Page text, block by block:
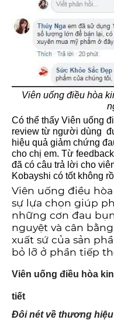
Viên uống điều hòa
Có thể thấy Viên uống
review từ người dùng
hiệu quả giảm chứng
cho chị em. Từ
đã có câu trả lời cho
Kobayshi có tốt không
Viên uống điều
sự lựa chọn giúp
những cơn đau
nguyệt và cân
xuất sứ của sản
bỏ lỡ ở phần tiếp
Viên uống điều hòa
tiết
Đôi nét về thương